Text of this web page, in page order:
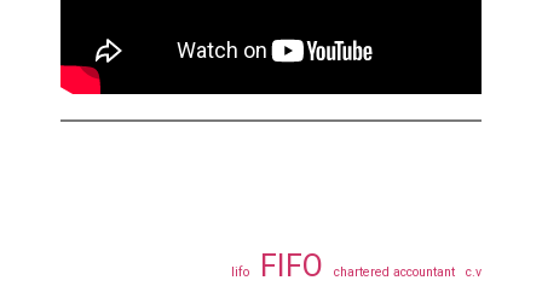
c.v
chartered accountant
FIFO
lifo